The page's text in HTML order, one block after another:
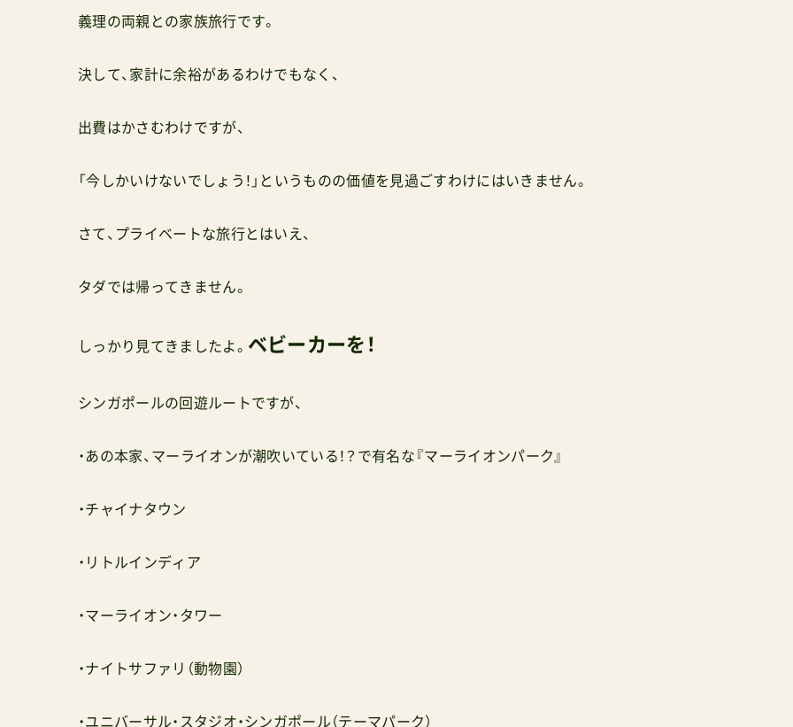
義理の両親との家族旅行です。
決して、家計に余裕があるわけでもなく、
出費はかさむわけですが、
「今しかいけないでしょう！」というものの価値を見過ごすわけにはいきません。
さて、プライベートな旅行とはいえ、
タダでは帰ってきません。
しっかり見てきましたよ。 ベビーカーを！
シンガポールの回遊ルートですが、
・あの本家、マーライオンが潮吹いている！？で有名な『マーライオンパーク』
・チャイナタウン
・リトルインディア
・マーライオン・タワー
・ナイトサファリ（動物園）
・ユニバーサル・スタジオ・シンガポール（テーマパーク）